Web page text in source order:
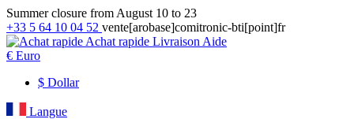
Summer closure from August 10 to 23
+33 5 64 10 04 52 vente[arobase]comitronic-bti[point]fr
Achat rapide Livraison Aide
€ Euro
$ Dollar
Langue